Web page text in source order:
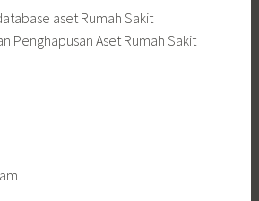
aset Rumah Sakit
Penghapusan Aset Rumah Sakit